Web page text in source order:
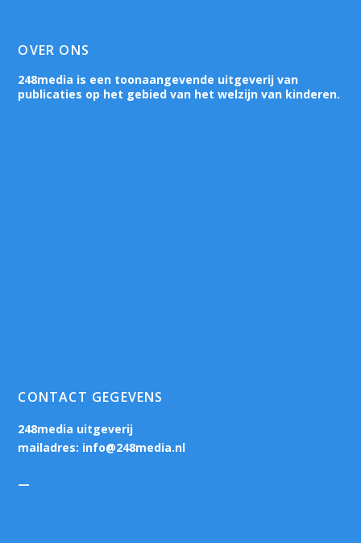
OVER ONS
248media is een toonaangevende uitgeverij van
publicaties op het gebied van het welzijn van kinderen.
CONTACT GEGEVENS
248media uitgeverij
mailadres: info@248media.nl
—